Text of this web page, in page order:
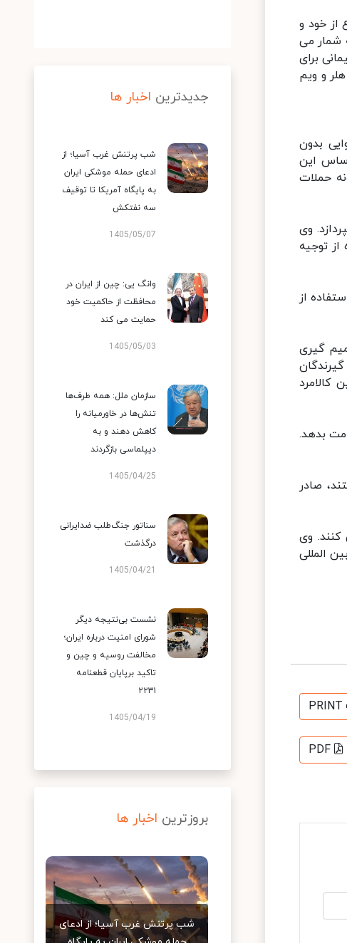
از خود و
شمار می
برای
و ویم
بدون
این
حملات
وی
توجیه
از
گیری
کالامرد
بدهد.
صادر
کنند. وی
المللی
PRINT
PDF
جدیدترین اخبار ها
شب پرتنش غرب آسیا؛ از
ادعای حمله موشکی ایران
به پایگاه آمریکا تا توقیف
سه نفتکش
1405/05/07
وانگ یی: چین از ایران در
محافظت از حاکمیت خود
حمایت می کند
1405/05/03
سازمان ملل: همه طرف‌ها
تنش‌ها در خاورمیانه را
کاهش دهند و به
دیپلماسی بازگردند
1405/04/25
سناتور جنگ‌طلب ضدایرانی
درگذشت
1405/04/21
نشست بی‌نتیجه دیگر
شورای امنیت درباره ایران؛
مخالفت روسیه و چین و
تاکید برپایان قطعنامه
۲۲۳۱
1405/04/19
بروزترین اخبار ها
شب پرتنش غرب آسیا؛ از ادعای